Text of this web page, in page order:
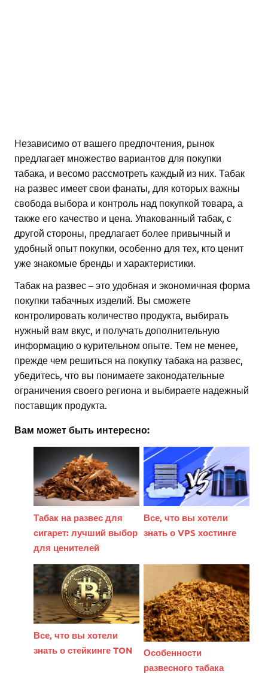
Независимо от вашего предпочтения, рынок
предлагает множество вариантов для покупки
табака, и весомо рассмотреть каждый из них. Табак
на развес имеет свои фанаты, для которых важны
свобода выбора и контроль над покупкой товара, а
также его качество и цена. Упакованный табак, с
другой стороны, предлагает более привычный и
удобный опыт покупки, особенно для тех, кто ценит
уже знакомые бренды и характеристики.
Табак на развес – это удобная и экономичная форма
покупки табачных изделий. Вы сможете
контролировать количество продукта, выбирать
нужный вам вкус, и получать дополнительную
информацию о курительном опыте. Тем не менее,
прежде чем решиться на покупку табака на развес,
убедитесь, что вы понимаете законодательные
ограничения своего региона и выбираете надежный
поставщик продукта.
Вам может быть интересно:
Табак на развес для
сигарет: лучший выбор
для ценителей
Все, что вы хотели
знать о VPS хостинге
Все, что вы хотели
знать о стейкинге TON
Особенности
развесного табака